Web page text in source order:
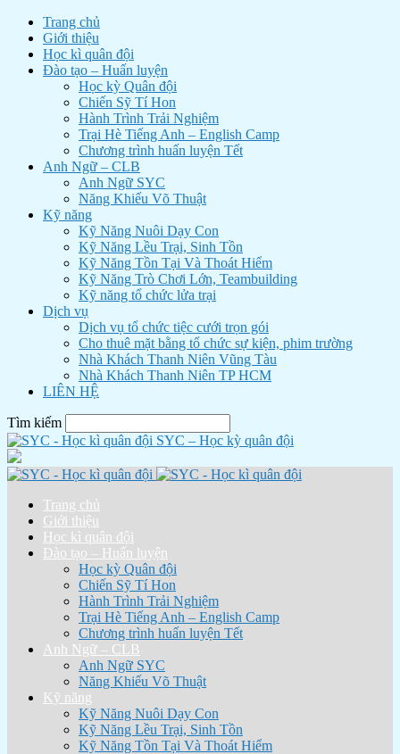
Trang chủ
Giới thiệu
Học kì quân đội
Đào tạo – Huấn luyện
Học kỳ Quân đội
Chiến Sỹ Tí Hon
Hành Trình Trải Nghiệm
Trại Hè Tiếng Anh – English Camp
Chương trình huấn luyện Tết
Anh Ngữ – CLB
Anh Ngữ SYC
Năng Khiếu Võ Thuật
Kỹ năng
Kỹ Năng Nuôi Dạy Con
Kỹ Năng Lều Trại, Sinh Tồn
Kỹ Năng Tồn Tại Và Thoát Hiểm
Kỹ Năng Trò Chơi Lớn, Teambuilding
Kỹ năng tổ chức lửa trại
Dịch vụ
Dịch vụ tổ chức tiệc cưới trọn gói
Cho thuê mặt bằng tổ chức sự kiện, phim trường
Nhà Khách Thanh Niên Vũng Tàu
Nhà Khách Thanh Niên TP HCM
LIÊN HỆ
Tìm kiếm
SYC – Học kỳ quân đội
Trang chủ
Giới thiệu
Học kì quân đội
Đào tạo – Huấn luyện
Học kỳ Quân đội
Chiến Sỹ Tí Hon
Hành Trình Trải Nghiệm
Trại Hè Tiếng Anh – English Camp
Chương trình huấn luyện Tết
Anh Ngữ – CLB
Anh Ngữ SYC
Năng Khiếu Võ Thuật
Kỹ năng
Kỹ Năng Nuôi Dạy Con
Kỹ Năng Lều Trại, Sinh Tồn
Kỹ Năng Tồn Tại Và Thoát Hiểm